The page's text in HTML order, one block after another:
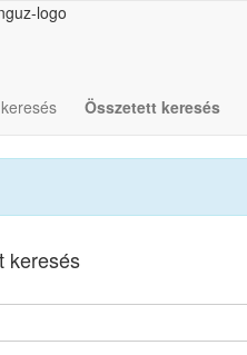
Összetett keresés
keresés